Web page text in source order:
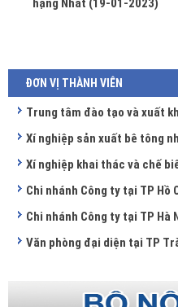
hạng Nhất (19-01-2023)
ĐƠN VỊ THÀNH VIÊN
Trung tâm đào tạo và xuất
Xí nghiệp sản xuất bê tông
Xí nghiệp khai thác và chế
Chi nhánh Công ty tại TP Hồ
Chi nhánh Công ty tại TP Hà
Văn phòng đại diện tại TP